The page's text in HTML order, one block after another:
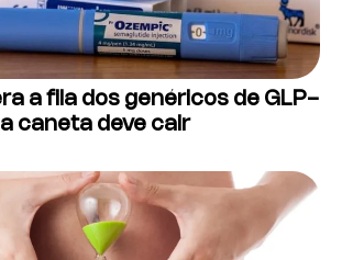
a fila dos genéricos de GLP-
caneta deve cair